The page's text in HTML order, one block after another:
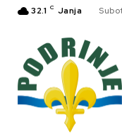
32.1 C Janja